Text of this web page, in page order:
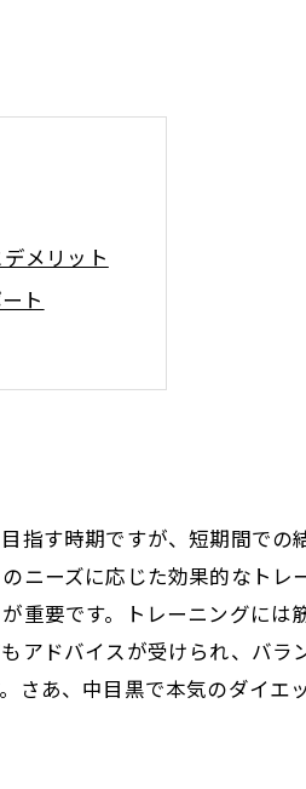
メリット
ト
指す時期ですが、短期間での
ニーズに応じた効果的なトレ
重要です。トレーニングには
アドバイスが受けられ、バラ
さあ、中目黒で本気のダイエ